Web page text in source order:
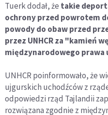
Tuerk dodał, że takie
ochrony przed powrotem
powody do obaw przed
przez UNHCR za "kamień
międzynarodowego prawa
UNHCR poinformowało, że
ujgurskich uchodźców z
odpowiedzi rząd Tajlandii
rozwiązana zgodnie z